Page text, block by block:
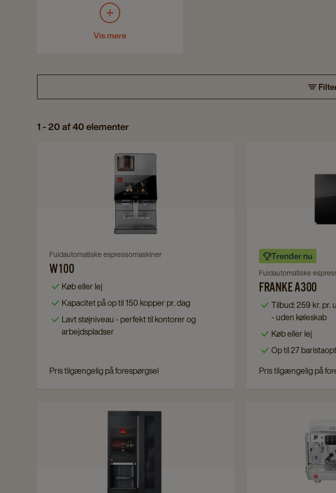
Vis mere
1 - 20 af 40 elementer
Navigate
W100
details
page
Navigate
to
W100
details
page
Fuldautomatiske espressomaskiner
W100
Køb eller lej
Kapacitet på op til 150 kopper pr. dag
Lavt støjniveau - perfekt til kontorer og
arbejdspladser
Pris tilgængelig på forespørgsel
Navigate
to
Franke
details
page
Trender nu
Fuldautomatiske
FRANKE A300
Tilbud: 259 kr. pr.
- uden køleskab
Køb eller lej
Op til 27
Pris tilgængelig på
Navigate
page